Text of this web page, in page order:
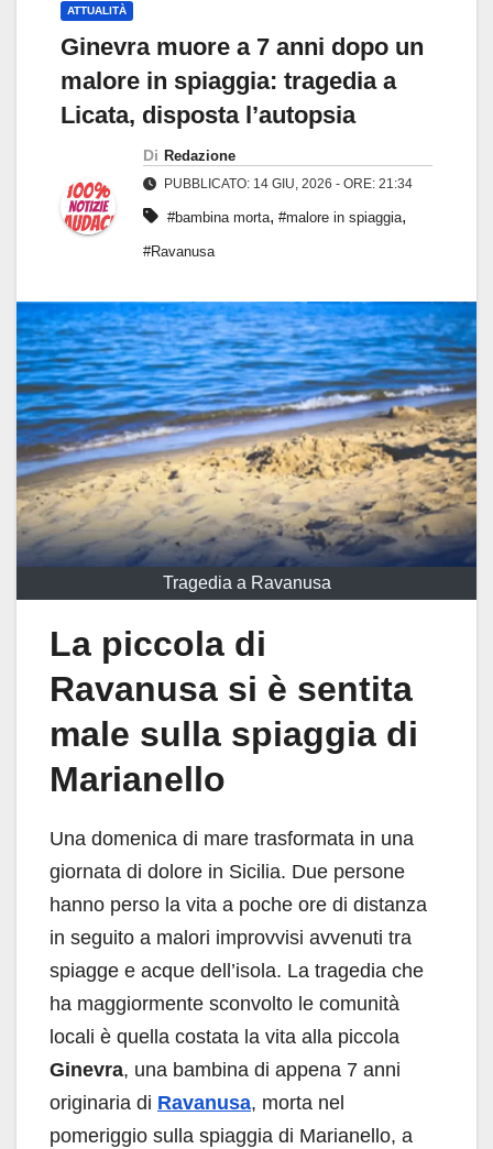
ATTUALITÀ
Ginevra muore a 7 anni dopo un
malore in spiaggia: tragedia a
Licata, disposta l’autopsia
Di Redazione
PUBBLICATO: 14 GIU, 2026 - ORE: 21:34
#bambina morta, #malore in spiaggia,
#Ravanusa
Tragedia a Ravanusa
La piccola di
Ravanusa si è sentita
male sulla spiaggia di
Marianello
Una domenica di mare trasformata in una
giornata di dolore in Sicilia. Due persone
hanno perso la vita a poche ore di distanza
in seguito a malori improvvisi avvenuti tra
spiagge e acque dell’isola. La tragedia che
ha maggiormente sconvolto le comunità
locali è quella costata la vita alla piccola
Ginevra, una bambina di appena 7 anni
originaria di Ravanusa, morta nel
pomeriggio sulla spiaggia di Marianello, a